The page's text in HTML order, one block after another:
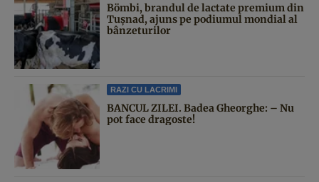
Bömbi, brandul de lactate premium din
Tușnad, ajuns pe podiumul mondial al
bânzeturilor
RAZI CU LACRIMI
BANCUL ZILEI. Badea Gheorghe: – Nu
pot face dragoste!